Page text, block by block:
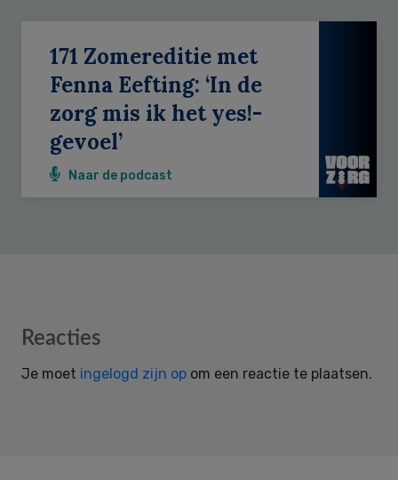
171 Zomereditie met
Fenna Eefting: ‘In de
zorg mis ik het yes!-
gevoel’
Naar de podcast
Reader
Reacties
Je moet ingelogd zijn op om een reactie te plaatsen.